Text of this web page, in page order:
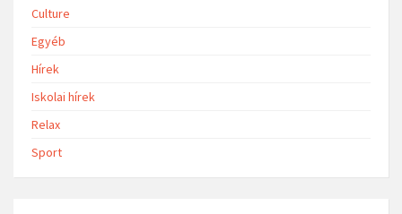
Culture
Egyéb
Hírek
Iskolai hírek
Relax
Sport